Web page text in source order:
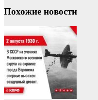
Похожие новости